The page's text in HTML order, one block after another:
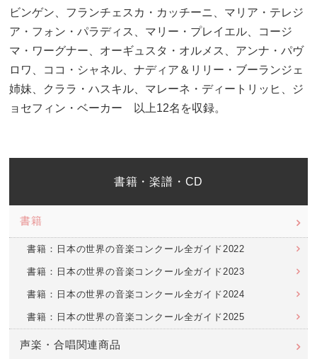
ビンゲン、フランチェスカ・カッチーニ、マリア・テレジ
ア・フォン・パラディス、マリー・プレイエル、 コージ
マ・ワーグナー、オーギュスタ・オルメス、アンナ・パヴ
ロワ、ココ・シャネル、ナディア＆リリー・ ブーランジェ
姉妹、クララ・ハスキル、マレーネ・ディートリッヒ、ジ
ョセフィン・ベーカー 以上12名を収録。
書籍・楽譜・CD
書籍
書籍：日本の世界の音楽コンクール全ガイド2022
書籍：日本の世界の音楽コンクール全ガイド2023
書籍：日本の世界の音楽コンクール全ガイド2024
書籍：日本の世界の音楽コンクール全ガイド2025
声楽・合唱関連商品